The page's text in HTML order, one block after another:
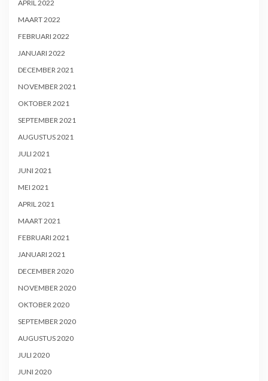
APRIL 2022
MAART 2022
FEBRUARI 2022
JANUARI 2022
DECEMBER 2021
NOVEMBER 2021
OKTOBER 2021
SEPTEMBER 2021
AUGUSTUS 2021
JULI 2021
JUNI 2021
MEI 2021
APRIL 2021
MAART 2021
FEBRUARI 2021
JANUARI 2021
DECEMBER 2020
NOVEMBER 2020
OKTOBER 2020
SEPTEMBER 2020
AUGUSTUS 2020
JULI 2020
JUNI 2020